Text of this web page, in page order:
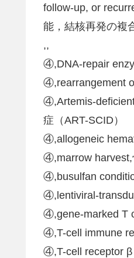
follow-up, or
能，結核再発の複
,,
④,DNA-repair
④,rearrangement
④,Artemis-
症（ART-SCID）
④,allogeneic
④,marrow harvest,
④,busulfan
④,lentiviral-
④,gene-marked T
④,T-cell immune
④,T-cell receptor β